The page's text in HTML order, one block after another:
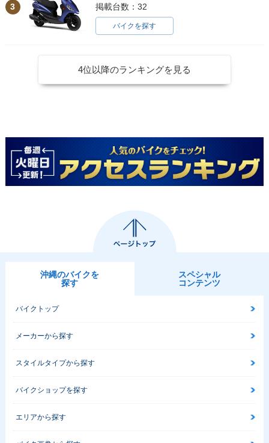
3
掲載台数：32
バイクを探す
4位以降のランキングを見る
沖縄のバイクを
探す
スペシャル
コンテンツ
バイクトップ
メーカーから探す
スタイルタイプから探す
バイクショップを探す
エリアから探す